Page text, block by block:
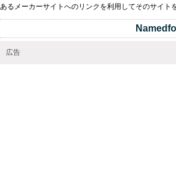
あるメーカーサイトへのリンクを利用してそのサイト
広告